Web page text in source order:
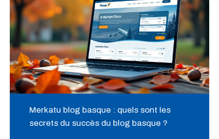
Merkatu blog basque : quels sont les
secrets du succès du blog basque ?